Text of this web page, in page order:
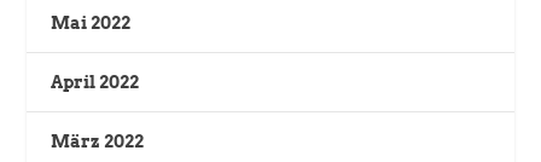
Mai 2022
April 2022
März 2022